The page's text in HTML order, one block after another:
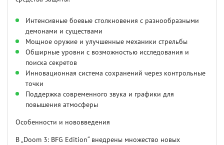
Интенсивные боевые столкновения с разнообразными
демонами и существами
Мощное оружие и улучшенные механики стрельбы
Обширные уровни с возможностью исследования и
поиска секретов
Инновационная система сохранений через контрольные
точки
Поддержка современного звука и графики для
повышения атмосферы
Особенности и нововведения
В „Doom 3: BFG Edition“ внедрены множество новых